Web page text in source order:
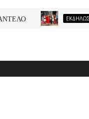
ΕΚΔΗΛΏΣΕΙΣ